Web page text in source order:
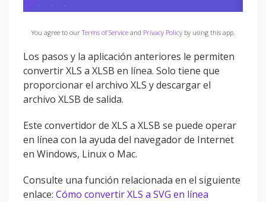
You agree to ourTerms of Serviceand Privacy Policyby using this app.
Los pasos y la aplicación anteriores le permiten
convertir XLS a XLSB en línea. Solo tiene que
proporcionar el archivo XLS y descargar el
archivo XLSB de salida.
Este convertidor de XLS a XLSB se puede operar
en línea con la ayuda del navegador de Internet
en Windows, Linux o Mac.
Consulte una función relacionada en el siguiente
enlace: Cómo convertir XLS a SVG en línea